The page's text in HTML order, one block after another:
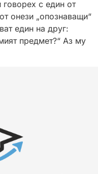
с един от
онези „опознаващи“
един на друг:
предмет?“ Аз му